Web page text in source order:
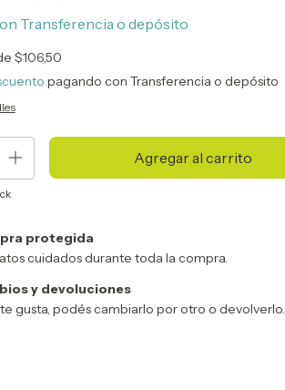
Transferencia o depósito
$106,50
pagando con Transferencia o depósito
protegida
cuidados durante toda la compra.
y devoluciones
gusta, podés cambiarlo por otro o devolverlo.